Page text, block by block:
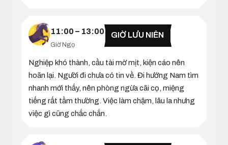
11:00 – 13:00
Giờ Ngọ
GIỜ LƯU NIÊN
Nghiệp khó thành, cầu tài mờ mịt, kiện cáo nên
hoãn lại. Người đi chưa có tin về. Đi hướng Nam tìm
nhanh mới thấy, nên phòng ngừa cãi cọ, miệng
tiếng rất tầm thường. Việc làm chậm, lâu la nhưng
việc gì cũng chắc chắn.